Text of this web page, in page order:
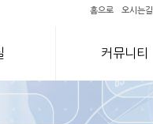
홈으로 오시는길
커뮤니티